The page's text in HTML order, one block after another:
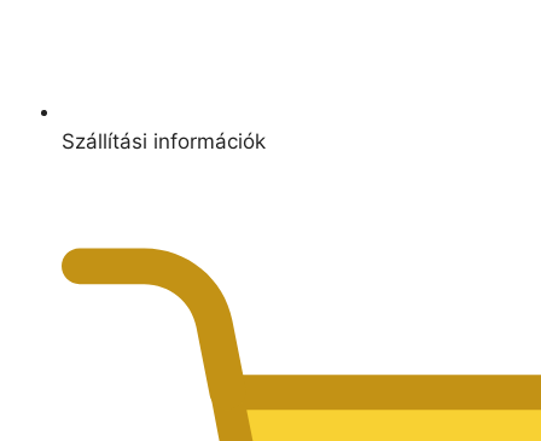
Szállítási információk